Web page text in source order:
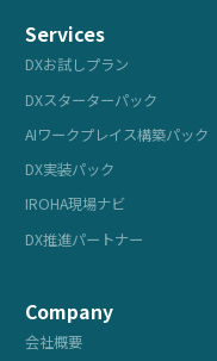
Services
DXお試しプラン
DXスターターパック
AIワークプレイス構築パック
DX実装パック
IROHA現場ナビ
DX推進パートナー
Company
会社概要